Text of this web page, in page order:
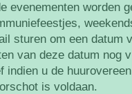
evenementen worden
sturen om een datum
van deze datum nog
indien u de
is voldaan.